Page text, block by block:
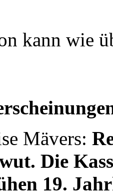
kann wie
Mävers:
Die
19.